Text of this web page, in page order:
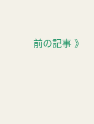
前の記事 》